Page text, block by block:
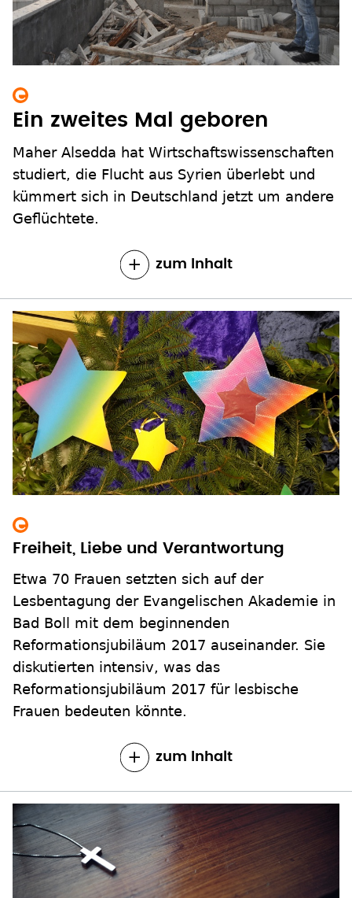
Ein zweites Mal geboren
Maher Alsedda hat Wirtschaftswissenschaften
studiert, die Flucht aus Syrien überlebt und
kümmert sich in Deutschland jetzt um andere
Geflüchtete.
zum Inhalt
Freiheit, Liebe und Verantwortung
Etwa 70 Frauen setzten sich auf der
Lesbentagung der Evangelischen Akademie in
Bad Boll mit dem beginnenden
Reformationsjubiläum 2017 auseinander. Sie
diskutierten intensiv, was das
Reformationsjubiläum 2017 für lesbische
Frauen bedeuten könnte.
zum Inhalt